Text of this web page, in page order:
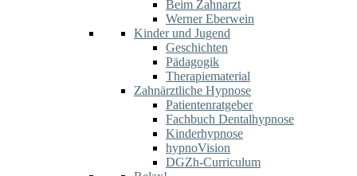
Beim Zahnarzt
Werner Eberwein
Kinder und Jugend
Geschichten
Pädagogik
Therapiematerial
Zahnärztliche Hypnose
Patientenratgeber
Fachbuch Dentalhypnose
Kinderhypnose
hypnoVision
DGZh-Curriculum